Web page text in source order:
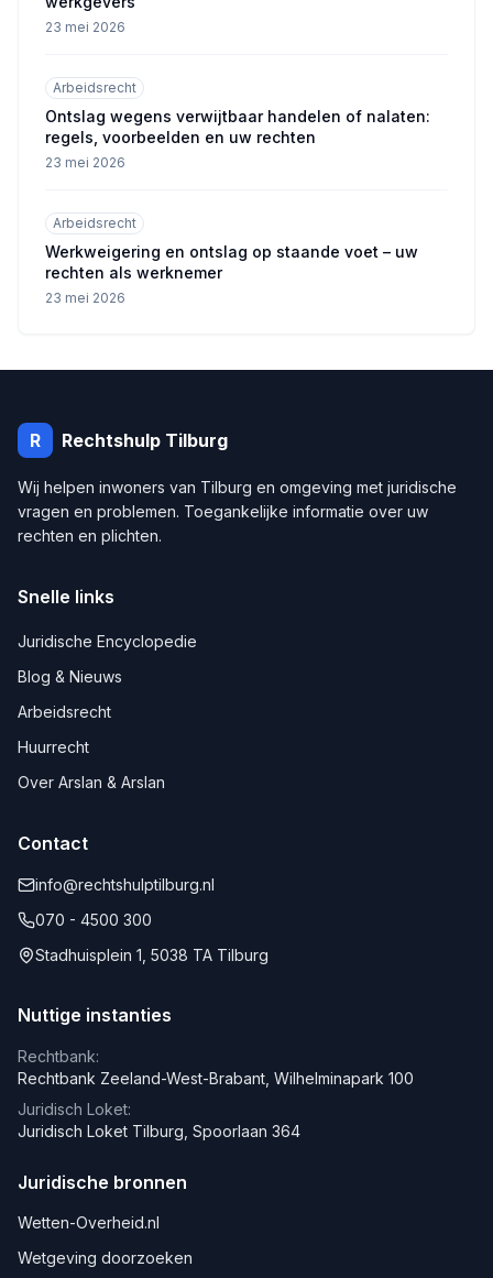
23 mei 2026
Arbeidsrecht
Ontslag wegens verwijtbaar handelen of nalaten:
regels, voorbeelden en uw rechten
23 mei 2026
Arbeidsrecht
Werkweigering en ontslag op staande voet – uw
rechten als werknemer
23 mei 2026
R Rechtshulp Tilburg
Wij helpen inwoners van Tilburg en omgeving met juridische
vragen en problemen. Toegankelijke informatie over uw
rechten en plichten.
Snelle links
Juridische Encyclopedie
Blog & Nieuws
Arbeidsrecht
Huurrecht
Over Arslan & Arslan
Contact
info@rechtshulptilburg.nl
070 - 4500 300
Stadhuisplein 1, 5038 TA Tilburg
Nuttige instanties
Rechtbank:
Rechtbank Zeeland-West-Brabant, Wilhelminapark 100
Juridisch Loket:
Juridisch Loket Tilburg, Spoorlaan 364
Juridische bronnen
Wetten-Overheid.nl
Wetgeving doorzoeken